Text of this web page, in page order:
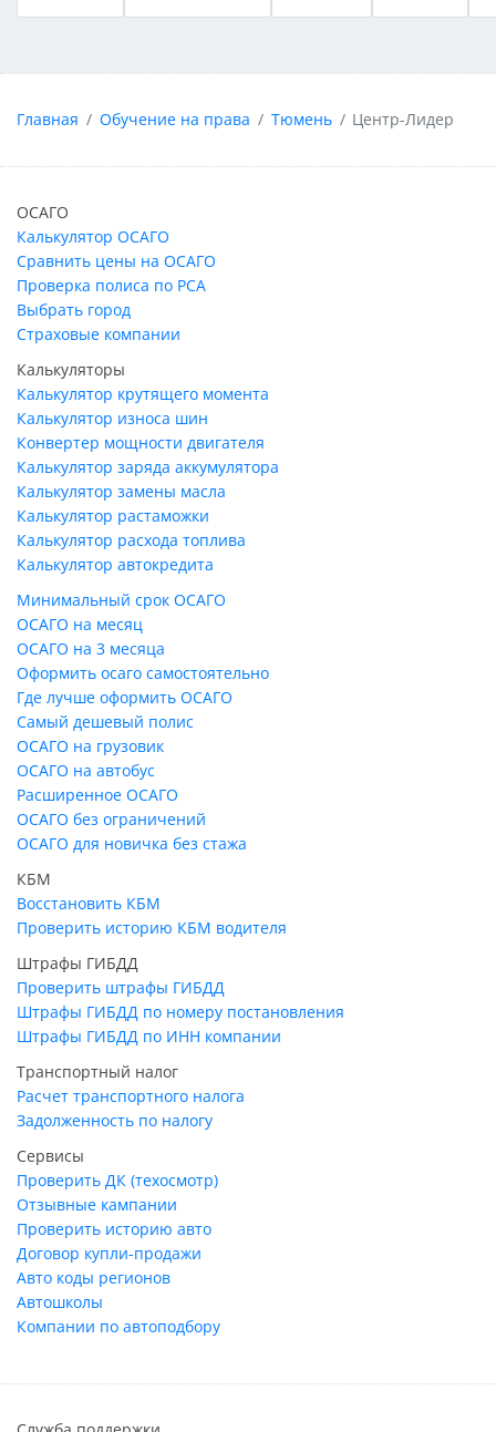
Главная Обучение на права Тюмень Центр-Лидер
ОСАГО
Калькулятор ОСАГО
Сравнить цены на ОСАГО
Проверка полиса по РСА
Выбрать город
Страховые компании
Калькуляторы
Калькулятор крутящего момента
Калькулятор износа шин
Конвертер мощности двигателя
Калькулятор заряда аккумулятора
Калькулятор замены масла
Калькулятор растаможки
Калькулятор расхода топлива
Калькулятор автокредита
Минимальный срок ОСАГО
ОСАГО на месяц
ОСАГО на 3 месяца
Оформить осаго самостоятельно
Где лучше оформить ОСАГО
Самый дешевый полис
ОСАГО на грузовик
ОСАГО на автобус
Расширенное ОСАГО
ОСАГО без ограничений
ОСАГО для новичка без стажа
КБМ
Восстановить КБМ
Проверить историю КБМ водителя
Штрафы ГИБДД
Проверить штрафы ГИБДД
Штрафы ГИБДД по номеру постановления
Штрафы ГИБДД по ИНН компании
Транспортный налог
Расчет транспортного налога
Задолженность по налогу
Сервисы
Проверить ДК (техосмотр)
Отзывные кампании
Проверить историю авто
Договор купли-продажи
Авто коды регионов
Автошколы
Компании по автоподбору